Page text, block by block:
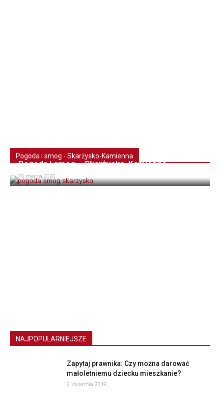
Pogoda i smog - Skarżysko-Kamienna
Pogoda i smog – Skarżysko-Kamienna
26 marca 2020
NAJPOPULARNIEJSZE
Zapytaj prawnika: Czy można darować
małoletniemu dziecku mieszkanie?
2 kwietnia 2019